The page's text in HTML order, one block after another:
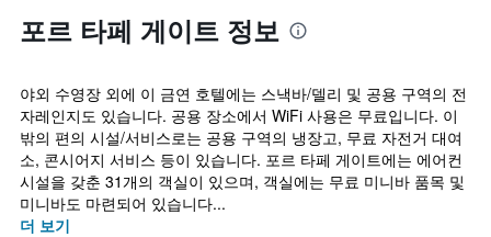
포르 타페 게이트 정보
야외 수영장 외에 이 금연 호텔에는 스낵바/델리 및 공용 구역의 전
자레인지도 있습니다. 공용 장소에서 WiFi 사용은 무료입니다. 이
밖의 편의 시설/서비스로는 공용 구역의 냉장고, 무료 자전거 대여
소, 콘시어지 서비스 등이 있습니다. 포르 타페 게이트에는 에어컨
시설을 갖춘 31개의 객실이 있으며, 객실에는 무료 미니바 품목 및
미니바도 마련되어 있습니다...
더 보기